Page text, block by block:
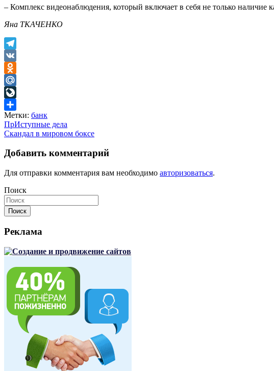
– Комплекс видеонаблюдения, который включает в себя не только наличие
Яна ТКАЧЕНКО
Telegram
VK
Odnoklassniki
Mail.Ru
LiveJournal
Отправить
Метки: банк
Навигация
по
записям
ПрИступные дела
Скандал в мировом боксе
Добавить комментарий
Для отправки комментария вам необходимо авторизоваться.
Поиск
Поиск
Реклама